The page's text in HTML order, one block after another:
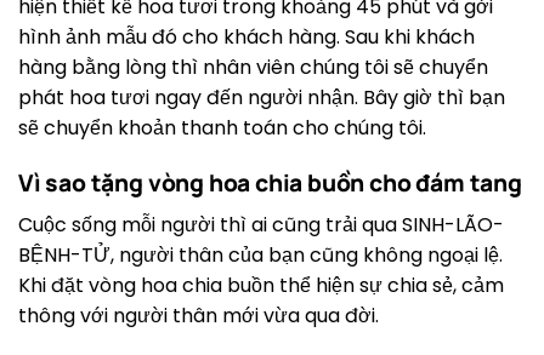
hiện thiết kế hoa tươi trong khoảng 45 phút và gởi
hình ảnh mẫu đó cho khách hàng. Sau khi khách
hàng bằng lòng thì nhân viên chúng tôi sẽ chuyển
phát hoa tươi ngay đến người nhận. Bây giờ thì bạn
sẽ chuyển khoản thanh toán cho chúng tôi.
Vì sao tặng vòng hoa chia buồn cho đám tang
Cuộc sống mỗi người thì ai cũng trải qua SINH-LÃO-
BỆNH-TỬ, người thân của bạn cũng không ngoại lệ.
Khi đặt vòng hoa chia buồn thể hiện sự chia sẻ, cảm
thông với người thân mới vừa qua đời.